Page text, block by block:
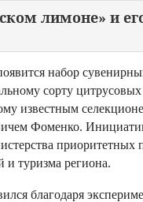
лимоне» и
набор
сорту
известным
Фоменко.
приоритетных
и туризма региона.
благодаря